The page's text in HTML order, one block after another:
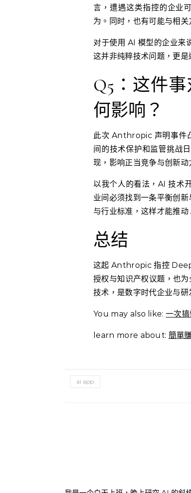
言，遭遇这类指控的企业
为。同时，也有可能与相
对于使用 AI 模型的企业来
这并非纯粹技术问题，更是
Q5：这件
何影响？
此次 Anthropic 声明事件
间的技术保护和监管挑战
现，影响正当竞争与创新动
以我个人的看法，AI 技术
业间必须找到一条平衡创
与行业标准，这样才能推
总结
这起 Anthropic 指控
授权与知识产权议题，也
技术，是数字时代企业与研
You may also like:一次
learn more about: 簡單
ai app